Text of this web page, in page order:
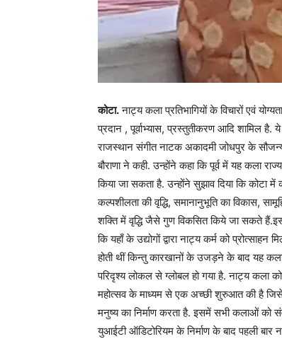
कोटा.नाट्य कला प्रतिभागियों के विचारों एवं
प्रदान , पूर्वाभ्यास, प्रस्तुतीकरण आदि शामिल है.
राजस्थान संगीत नाटक अकादमी जोधपुर के
बौराणा ने कही. उन्होंने कहा कि पूर्व में यह कला
किया जा सकता है. उन्होंने सुझाव दिया कि कोटा में
कल्पशीलता की वृद्धि, समानानुभूति का विकास,
शक्ति में वृद्धि जैसे गुण विकसित किये जा सकते
कि यहाँ के उद्योगों द्वारा नाट्य कर्म को
होती थीं किन्तु कारखानों के उजड़ने के बाद यह
परिदृश्य लोकल से ग्लोबल हो गया है. नाट्य कला
महोत्सव के माध्यम से एक अच्छी शुरुआत की है जिसे
मनुष्य का निर्माण करता है. इसमें सभी कलाओं को
युआईटी ऑडिटोरियम के निर्माण के बाद पहली बार